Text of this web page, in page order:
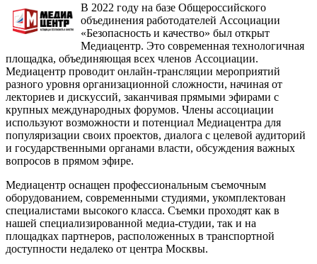
В 2022 году на базе Общероссийского
объединения работодателей Ассоциации
«Безопасность и качество» был открыт
Медиацентр. Это современная технологичная
площадка, объединяющая всех членов Ассоциации.
Медиацентр проводит онлайн-трансляции мероприятий
разного уровня организационной сложности, начиная от
лекториев и дискуссий, заканчивая прямыми эфирами с
крупных международных форумов. Члены ассоциации
используют возможности и потенциал Медиацентра для
популяризации своих проектов, диалога с целевой аудиторий
и государственными органами власти, обсуждения важных
вопросов в прямом эфире.
Медиацентр оснащен профессиональным съемочным
оборудованием, современными студиями, укомплектован
специалистами высокого класса. Съемки проходят как в
нашей специализированной медиа-студии, так и на
площадках партнеров, расположенных в транспортной
доступности недалеко от центра Москвы.